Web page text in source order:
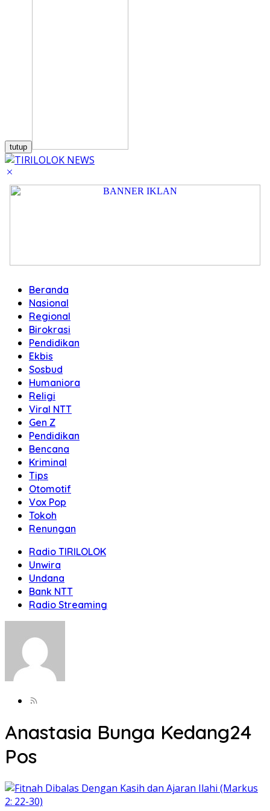
tutup
Beranda
Nasional
Regional
Birokrasi
Pendidikan
Ekbis
Sosbud
Humaniora
Religi
Viral NTT
Gen Z
Pendidikan
Bencana
Kriminal
Tips
Otomotif
Vox Pop
Tokoh
Renungan
Radio TIRILOLOK
Unwira
Undana
Bank NTT
Radio Streaming
Anastasia Bunga Kedang24
Pos